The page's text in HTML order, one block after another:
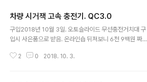
차량 시거잭 고속 충전기. QC3.0
구입2018년 10월 3일. 오토슬라이드 무선충전거치대 구
입시 사은품으로 받음. 온라인숍 뒤져보니 6천 9백원 짜리
4V , 시거잭 플러그. 출력 USB1 : 5V 3.1A, 9V 2A, 12V
2 0 2018. 10. 3.